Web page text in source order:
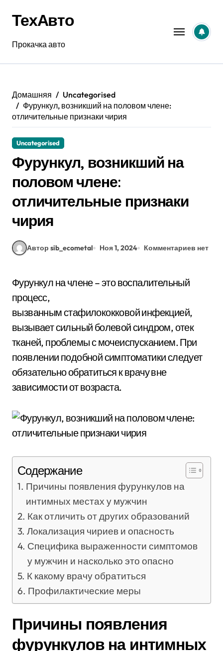
содержанию
ТехАвто
Прокачка авто
Домашняя
Uncategorised
Фурункул, возникший на половом члене:
отличительные признаки чирия
Uncategorised
Фурункул, возникший на
половом члене:
отличительные признаки
чирия
Автор sib_ecometal Ноя 1, 2024 Комментариев нет
Фурункул на члене – это воспалительный
процесс,
вызванным стафилококковой инфекцией,
вызывает сильный болевой синдром, отек
тканей, проблемы с мочеиспусканием. При
появлении подобной симптоматики следует
обязательно обратиться к врачу вне
зависимости от возраста.
Содержание
Причины появления фурункулов на
интимных местах у мужчин
Как отличить от других образований
Локализация чириев и опасность
Специфика выраженности симптомов
у мужчин и насколько это опасно
К какому врачу обратиться
Профилактические меры
Причины появления
фурункулов на интимных